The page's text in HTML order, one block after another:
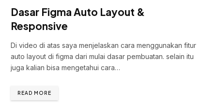
Dasar Figma Auto Layout &
Responsive
Di video di atas saya menjelaskan cara menggunakan fitur
auto layout di figma dari mulai dasar pembuatan. selain itu
juga kalian bisa mengetahui cara…
READ MORE